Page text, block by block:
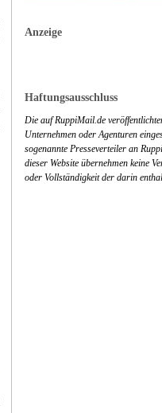
Anzeige
Haftungsausschluss
Die auf RuppiMail.de
Unternehmen oder Agenturen
sogenannte Presseverteiler an
dieser Website übernehmen keine
oder Vollständigkeit der darin